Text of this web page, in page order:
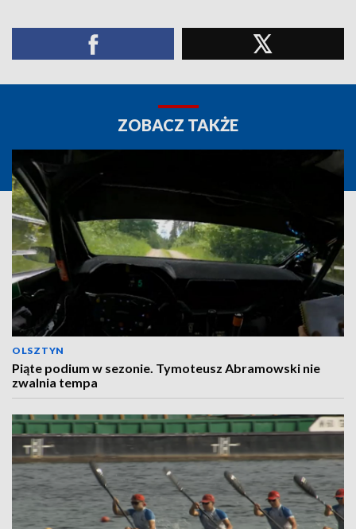
ZOBACZ TAKŻE
OLSZTYN
Piąte podium w sezonie. Tymoteusz Abramowski nie
zwalnia tempa